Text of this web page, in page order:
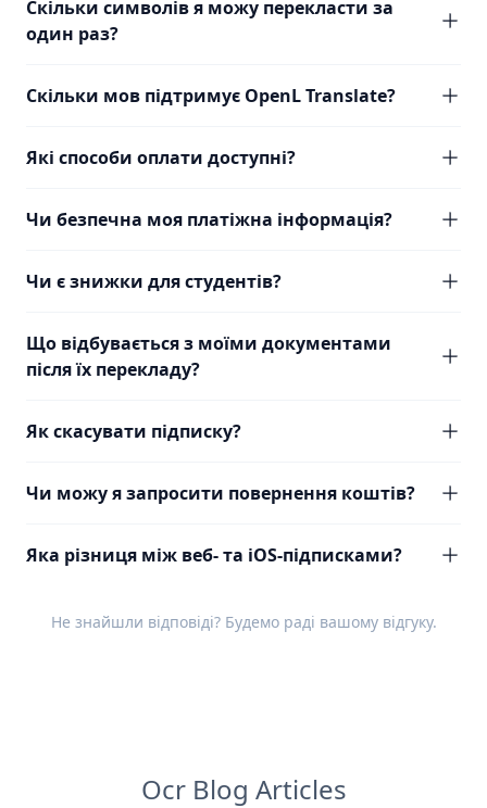
Скільки символів я можу перекласти за
один раз?
Скільки мов підтримує OpenL Translate?
Які способи оплати доступні?
Чи безпечна моя платіжна інформація?
Чи є знижки для студентів?
Що відбувається з моїми документами
після їх перекладу?
Як скасувати підписку?
Чи можу я запросити повернення коштів?
Яка різниця між веб- та iOS-підписками?
Не знайшли відповіді? Будемо раді вашому відгуку.
Ocr Blog Articles